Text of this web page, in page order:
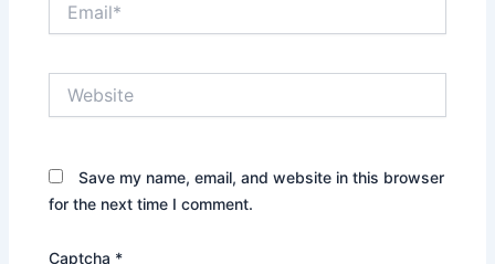
Save my name, email, and website in this browser
for the next time I comment.
Captcha *